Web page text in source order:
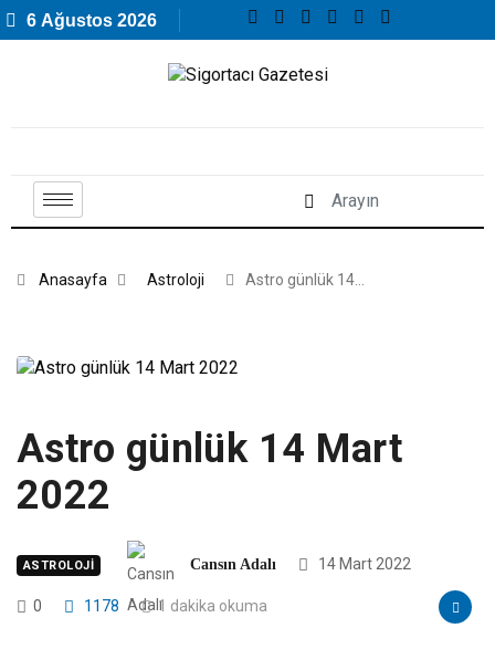
6 Ağustos 2026
Anasayfa Astroloji Astro günlük 14…
Astro günlük 14 Mart
2022
ASTROLOJI Cansın Adalı 14 Mart 2022
0 1178 1 dakika okuma